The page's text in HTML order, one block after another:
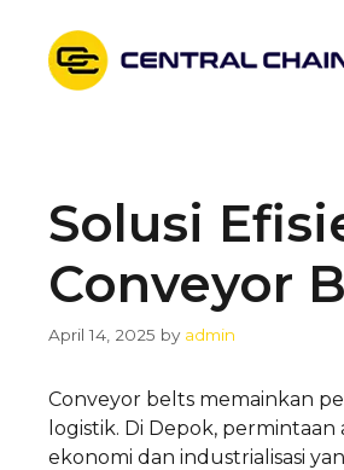
content
Solusi
Conveyor
April 14, 2025 by admin
Conveyor belts memainkan
logistik. Di Depok,
ekonomi dan industrialisasi